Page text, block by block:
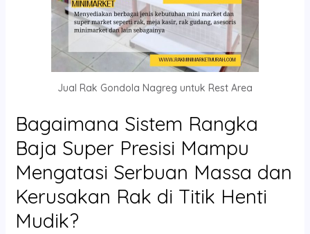
Jual Rak Gondola Nagreg untuk Rest Area
Bagaimana Sistem Rangka
Baja Super Presisi Mampu
Mengatasi Serbuan Massa dan
Kerusakan Rak di Titik Henti
Mudik?